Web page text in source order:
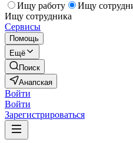
Ищу работу
Ищу
Ищу сотрудника
Сервисы
Помощь
Ещё
Поиск
Анапская
Войти
Войти
Зарегистрироваться